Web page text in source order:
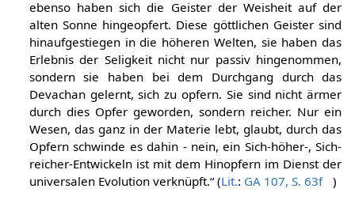
ebenso haben sich die Geister der Weisheit auf der
alten Sonne hingeopfert. Diese göttlichen Geister sind
hinaufgestiegen in die höheren Welten, sie haben das
Erlebnis der Seligkeit nicht nur passiv hingenommen,
sondern sie haben bei dem Durchgang durch das
Devachan gelernt, sich zu opfern. Sie sind nicht ärmer
durch dies Opfer geworden, sondern reicher. Nur ein
Wesen, das ganz in der Materie lebt, glaubt, durch das
Opfern schwinde es dahin - nein, ein Sich-höher-, Sich-
reicher-Entwickeln ist mit dem Hinopfern im Dienst der
universalen Evolution verknüpft.“ (Lit.: GA 107, S. 63f
)